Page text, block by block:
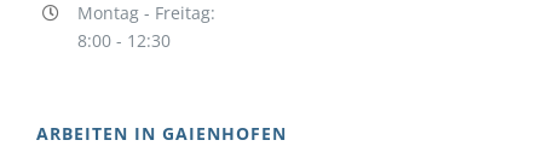
Montag - Freitag:
8:00 - 12:30
ARBEITEN IN GAIENHOFEN